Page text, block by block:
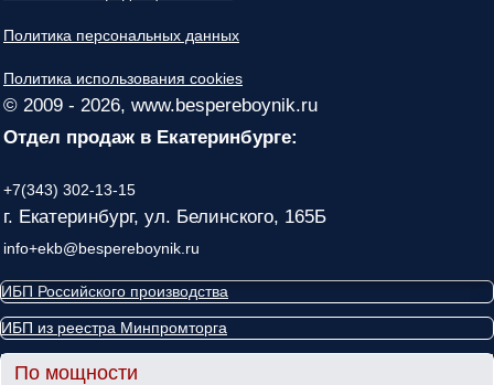
Политика персональных данных
Политика использования cookies
© 2009 - 2026, www.bespereboynik.ru
Отдел продаж в Екатеринбурге:
+7(343) 302-13-15
г. Екатеринбург, ул. Белинского, 165Б
info+ekb@bespereboynik.ru
ИБП Российского производства
ИБП из реестра Минпромторга
По мощности